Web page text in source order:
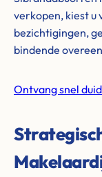
verkopen, kiest u
bezichtigingen,
bindende
Ontvang snel